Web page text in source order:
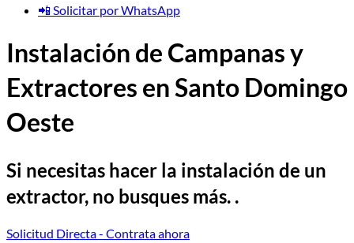
📲 Solicitar por WhatsApp
Instalación de Campanas y
Extractores en Santo Domingo
Oeste
Si necesitas hacer la instalación de un
extractor, no busques más. .
Solicitud Directa- Contrata ahora